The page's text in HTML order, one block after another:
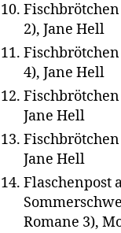
2), Jane Hell
4), Jane Hell
Jane Hell
Jane Hell
Flaschenpost
Romane 3),